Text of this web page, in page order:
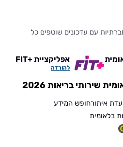
עם עדכונים שוטפים כל
אפליקציית +FIT
להורדה
שירותי בריאות 2026
איתורחופש המידע
בלאומית